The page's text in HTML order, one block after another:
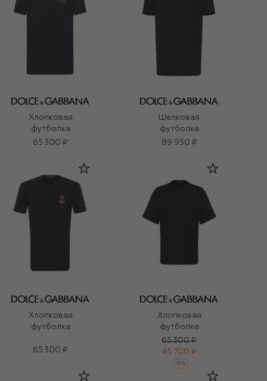
Хлопковая
футболка
65 300 ₽
Шелковая
футболка
89 950 ₽
Хлопковая
футболка
65 300 ₽
Хлопковая
футболка
65 300 ₽
45 700 ₽
-30%